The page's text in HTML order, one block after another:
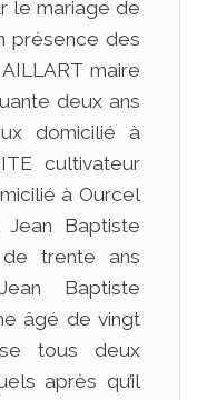
le mariage de
présence des
maire
deux ans
domicilié à
cultivateur
à Ourcel
Jean Baptiste
de trente ans
Baptiste
âgé de vingt
tous deux
après qu’il